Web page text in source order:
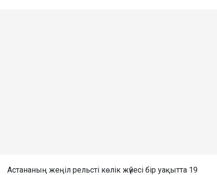
Астананың жеңіл рельсті көлік жүйесі бір уақытта 19